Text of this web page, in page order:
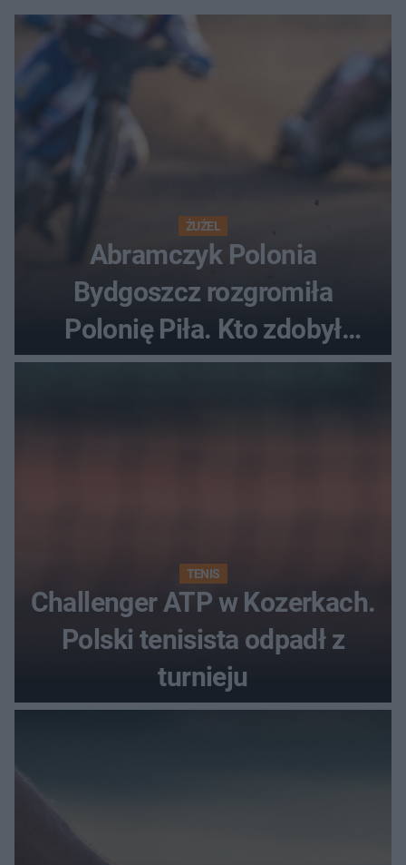
ŻUŻEL
Abramczyk Polonia
Bydgoszcz rozgromiła
Polonię Piła. Kto zdobył
najwięcej punktów?
TENIS
Challenger ATP w Kozerkach.
Polski tenisista odpadł z
turnieju